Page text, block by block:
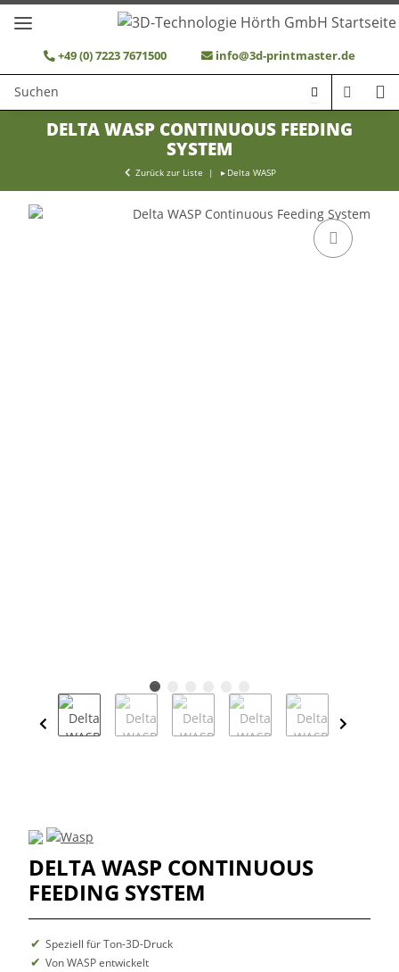
+49 (0) 7223 7671500 info@3d-printmaster.de
DELTA WASP CONTINUOUS FEEDING
SYSTEM
Zurück zur Liste Delta WASP
DELTA WASP CONTINUOUS
FEEDING SYSTEM
Speziell für Ton-3D-Druck
Von WASP entwickelt